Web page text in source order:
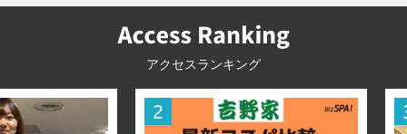
アクセスランキング